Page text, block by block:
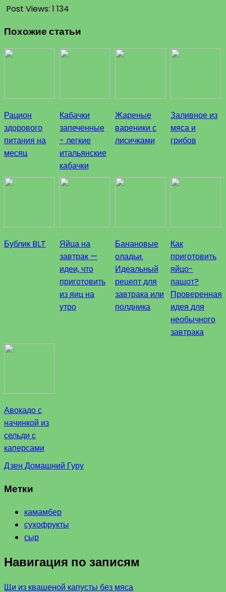
Post Views: 1 134
Похожие статьи
Рацион
здорового
питания на
месяц
Кабачки
запеченные
- легкие
итальянские
кабачки
Жареные
вареники с
лисичками
Заливное из
мяса и
грибов
Бублик BLT
Яйца на
завтрак —
идеи, что
приготовить
из яиц на
утро
Банановые
оладьи.
Идеальный
рецепт для
завтрака или
полдника
Как
приготовить
яйцо-
пашот?
Проверенная
идея для
необычного
завтрака
Авокадо с
начинкой из
сельди с
каперсами
Дзен Домашний Гуру
Метки
камамбер
сухофрукты
сыр
Навигация по записям
Щи из квашеной капусты без мяса